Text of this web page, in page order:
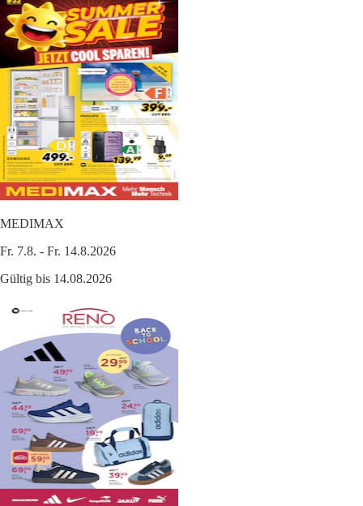
MEDIMAX
Fr. 7.8. - Fr. 14.8.2026
Gültig bis 14.08.2026